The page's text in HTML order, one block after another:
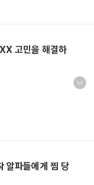
고민을 해결하
알파들에게 찜 당